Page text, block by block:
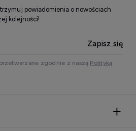
powiadomienia o nowościach
kolejności!
Zapisz się
zgodnie z naszą Polityką